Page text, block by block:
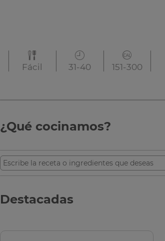
Fácil 31-40 151-300
¿Qué cocinamos?
Destacadas